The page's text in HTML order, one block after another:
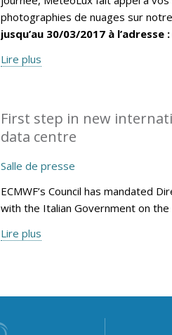
photographies de nuages sur
jusqu’au 30/03/2017 à
Lire plus
First step in new
data centre
Salle de presse
ECMWF’s Council has mandated
with the Italian Government on
Lire plus